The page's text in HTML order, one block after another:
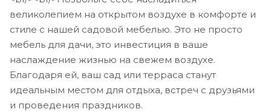
великолепием на открытом воздухе в комфорте и
стиле с нашей садовой мебелью. Это не просто
мебель для дачи, это инвестиция в ваше
наслаждение жизнью на свежем воздухе.
Благодаря ей, ваш сад или терраса станут
идеальным местом для отдыха, встреч с друзьями
и проведения праздников.